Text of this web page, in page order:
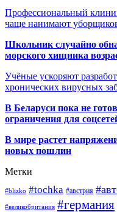
Профессиональный
чаще нанимают
Школьник случайно
морского хищника
Учёные ускоряют
хронических вирусных
В Беларуси пока не
ограничения для
В мире растет
новых пошлин
Метки
#blizko #tochka #австрия
#великобритания #германия